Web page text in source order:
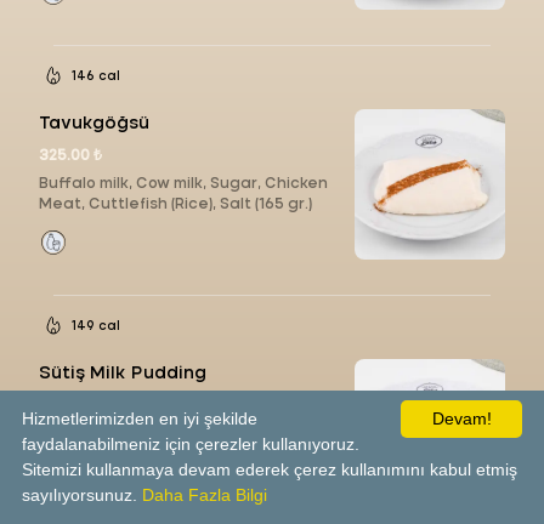
146 cal
Tavukgöğsü
325.00 ₺
Buffalo milk, Cow milk, Sugar, Chicken
Meat, Cuttlefish (Rice), Salt (165 gr.)
149 cal
Sütiş Milk Pudding
(Pasteurized Buffalo milk, Pasteurized
Cow milk, Sugar, Cuttlefish (Rice), Salt
(165 gr.)
Devam!
Hizmetlerimizden en iyi şekilde
faydalanabilmeniz için çerezler kullanıyoruz.
Sitemizi kullanmaya devam ederek çerez kullanımını kabul etmiş
sayılıyorsunuz. Daha Fazla Bilgi